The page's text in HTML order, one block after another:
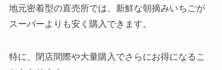
地元密着型の直売所では、新鮮な朝摘みいちごが
スーパーよりも安く購入できます。
特に、閉店間際や大量購入でさらにお得になるこ